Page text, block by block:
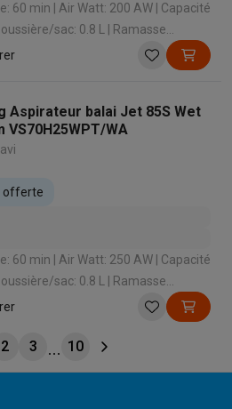
60 min | Air Watt: 200 AW | Capacité
sac: 0.8 L | Ramasse
Oui | Temps de charge: 210 min
Aspirateur balai Jet 85S Wet
VS70H25WPT/WA
offerte
60 min | Air Watt: 250 AW | Capacité
sac: 0.8 L | Ramasse
Oui | Temps de charge: 198 min
2 3 10